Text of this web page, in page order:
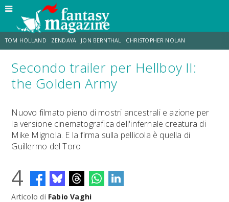
TOM HOLLAND ZENDAYA JON BERNTHAL CHRISTOPHER NOLAN
STRANIMONDI LUCCA COMICS & GAMES ODISSEA CHRIS MCKENNA
Secondo trailer per Hellboy II:
the Golden Army
Nuovo filmato pieno di mostri ancestrali e azione per
la versione cinematografica dell'infernale creatura di
Mike Mignola. E la firma sulla pellicola è quella di
Guillermo del Toro
4
Articolo di Fabio Vaghi